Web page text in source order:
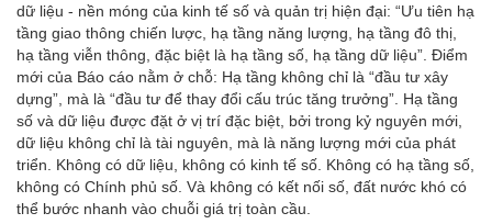
dữ liệu - nền móng của kinh tế số và quản trị hiện đại: “Ưu tiên hạ
tầng giao thông chiến lược, hạ tầng năng lượng, hạ tầng đô thị,
hạ tầng viễn thông, đặc biệt là hạ tầng số, hạ tầng dữ liệu”. Điểm
mới của Báo cáo nằm ở chỗ: Hạ tầng không chỉ là “đầu tư xây
dựng”, mà là “đầu tư để thay đổi cấu trúc tăng trưởng”. Hạ tầng
số và dữ liệu được đặt ở vị trí đặc biệt, bởi trong kỷ nguyên mới,
dữ liệu không chỉ là tài nguyên, mà là năng lượng mới của phát
triển. Không có dữ liệu, không có kinh tế số. Không có hạ tầng số,
không có Chính phủ số. Và không có kết nối số, đất nước khó có
thể bước nhanh vào chuỗi giá trị toàn cầu.